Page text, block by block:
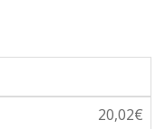
20,02€